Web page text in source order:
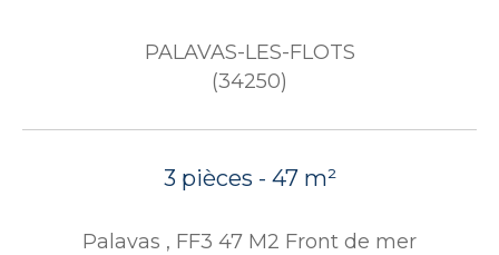
PALAVAS-LES-FLOTS
(34250)
3 pièces - 47 m²
Palavas , FF3 47 M2 Front de mer